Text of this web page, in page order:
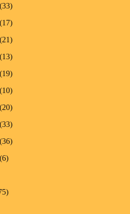
(33)
(17)
(21)
(13)
(19)
(10)
(20)
(33)
(36)
(6)